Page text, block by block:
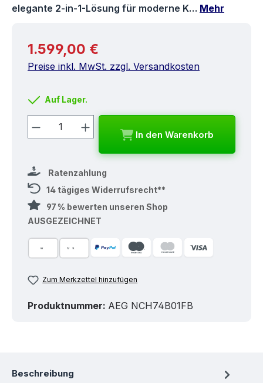
elegante 2-in-1-Lösung für moderne K… Mehr
Regulärer Preis:
1.599,00 €
Preise inkl. MwSt. zzgl. Versandkosten
Auf Lager.
Produkt Anzahl: Gib den
In den Warenkorb
Ratenzahlung
14 tägiges Widerrufsrecht**
97 % bewerten unseren Shop
AUSGEZEICHNET
Zum Merkzettel hinzufügen
Produktnummer: AEG NCH74B01FB
Beschreibung